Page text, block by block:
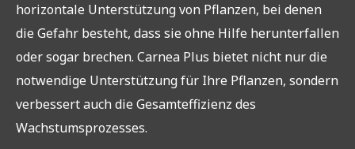
horizontale Unterstützung von Pflanzen, bei denen
die Gefahr besteht, dass sie ohne Hilfe herunterfallen
oder sogar brechen. Carnea Plus bietet nicht nur die
notwendige Unterstützung für Ihre Pflanzen, sondern
verbessert auch die Gesamteffizienz des
Wachstumsprozesses.